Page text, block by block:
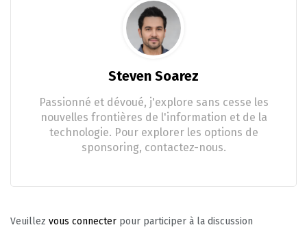
Steven Soarez
Passionné et dévoué, j'explore sans cesse les
nouvelles frontières de l'information et de la
technologie. Pour explorer les options de
sponsoring, contactez-nous.
Veuillez vous connecter pour participer à la discussion